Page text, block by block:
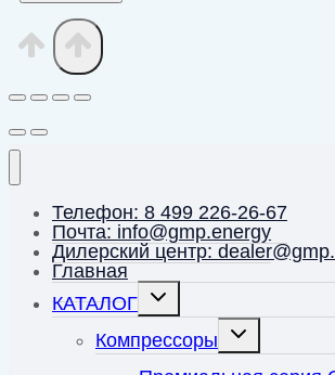
Телефон: 8 499 226-26-67
Почта: info@gmp.energy
Дилерский центр:
Главная
КАТАЛОГ
Переключить
дочернее
меню
Компрессоры
Переключить
дочернее
меню